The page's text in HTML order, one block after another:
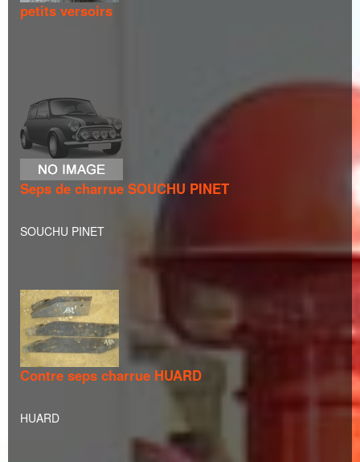
petits versoirs
Seps de charrue SOUCHU PINET
SOUCHU PINET
Contre seps charrue HUARD
HUARD